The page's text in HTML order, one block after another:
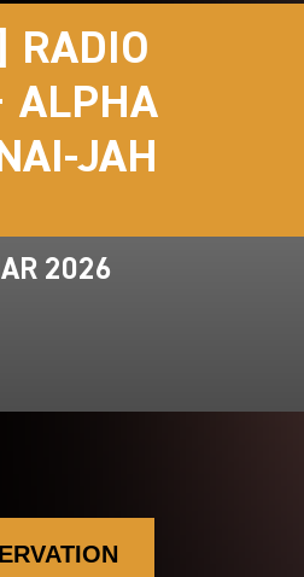
RADIO
ALPHA
JAH
2026